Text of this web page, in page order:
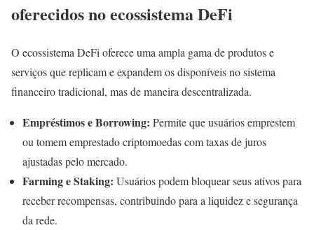
oferecidos no ecossistema DeFi
O ecossistema DeFi oferece uma ampla gama de produtos e
serviços que replicam e expandem os disponíveis no sistema
financeiro tradicional, mas de maneira descentralizada.
Empréstimos e Borrowing: Permite que usuários emprestem
ou tomem emprestado criptomoedas com taxas de juros
ajustadas pelo mercado.
Farming e Staking: Usuários podem bloquear seus ativos para
receber recompensas, contribuindo para a liquidez e segurança
da rede.